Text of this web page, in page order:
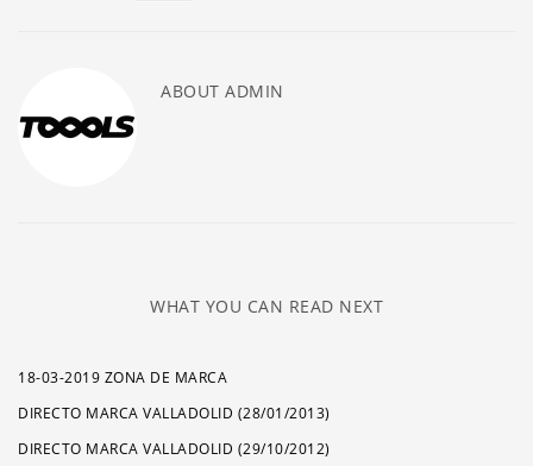
ABOUT ADMIN
WHAT YOU CAN READ NEXT
18-03-2019 ZONA DE MARCA
DIRECTO MARCA VALLADOLID (28/01/2013)
DIRECTO MARCA VALLADOLID (29/10/2012)